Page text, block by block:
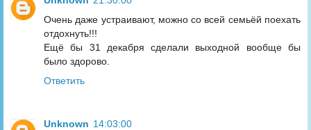
Очень даже устраивают, можно со всей семьёй поехать
отдохнуть!!!
Ещё бы 31 декабря сделали выходной вообще бы
было здорово.
Ответить
Unknown 14:03:00